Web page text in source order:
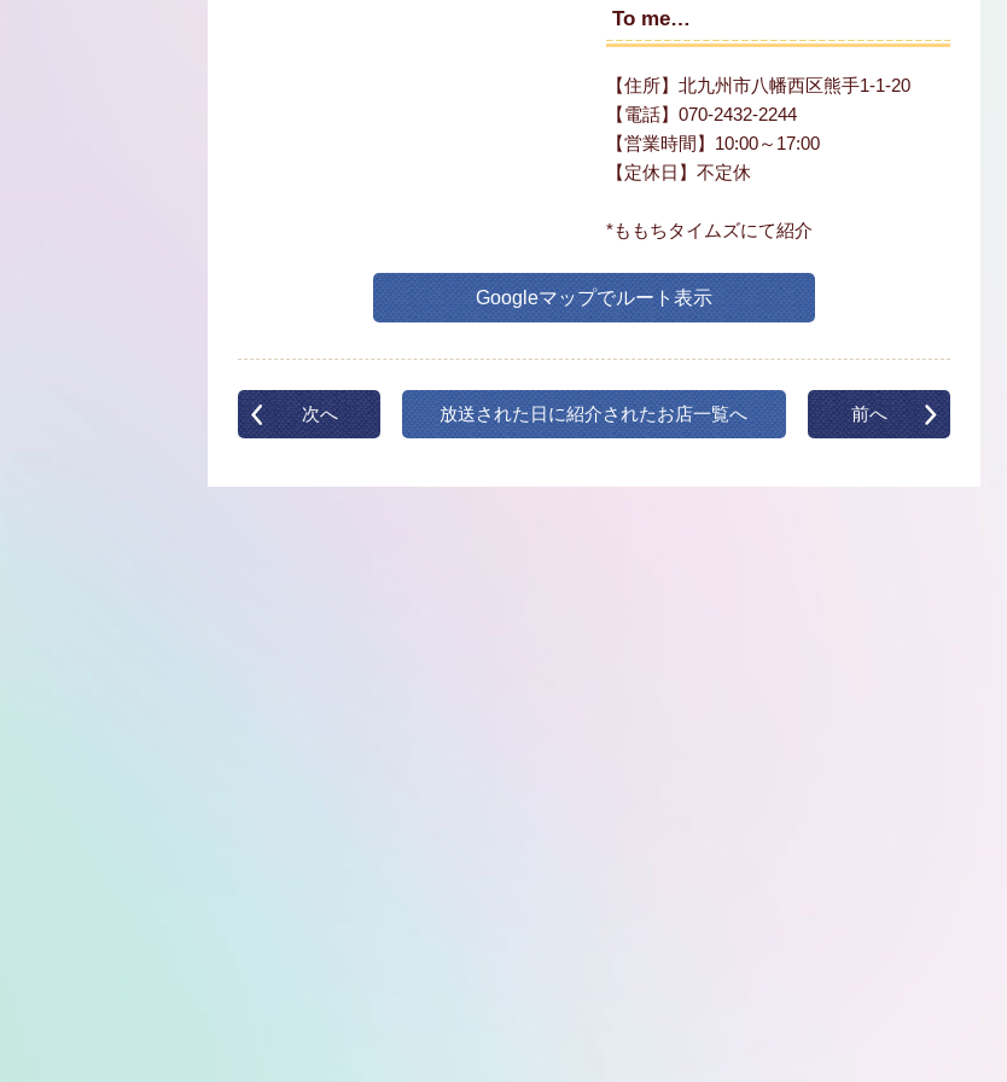
To me…
【住所】北九州市八幡西区熊手1-1-20
【電話】070-2432-2244
【営業時間】10:00～17:00
【定休日】不定休
*ももちタイムズにて紹介
Googleマップでルート表示
次へ 放送された日に紹介されたお店一覧へ 前へ